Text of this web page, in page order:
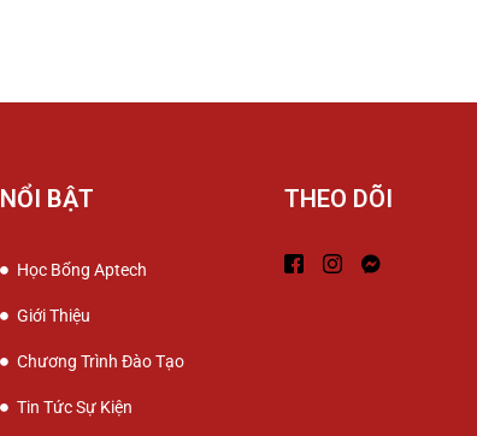
NỔI BẬT
Học Bổng Aptech
Giới Thiệu
Chương Trình Đào Tạo
Tin Tức Sự Kiện
THEO DÕI